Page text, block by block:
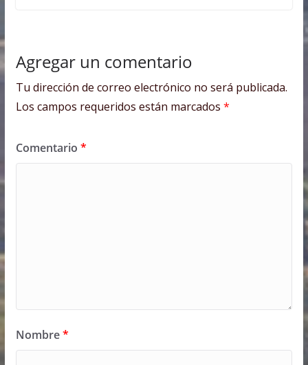
Agregar un comentario
Tu dirección de correo electrónico no será publicada.
Los campos requeridos están marcados *
Comentario *
Nombre*